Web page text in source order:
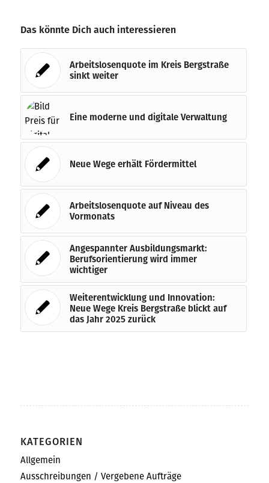
Das könnte Dich auch interessieren
Arbeitslosenquote im Kreis Bergstraße
sinkt weiter
Eine moderne und digitale Verwaltung
Neue Wege erhält Fördermittel
Arbeitslosenquote auf Niveau des
Vormonats
Angespannter Ausbildungsmarkt:
Berufsorientierung wird immer
wichtiger
Weiterentwicklung und Innovation:
Neue Wege Kreis Bergstraße blickt auf
das Jahr 2025 zurück
KATEGORIEN
Allgemein
Ausschreibungen / Vergebene Aufträge